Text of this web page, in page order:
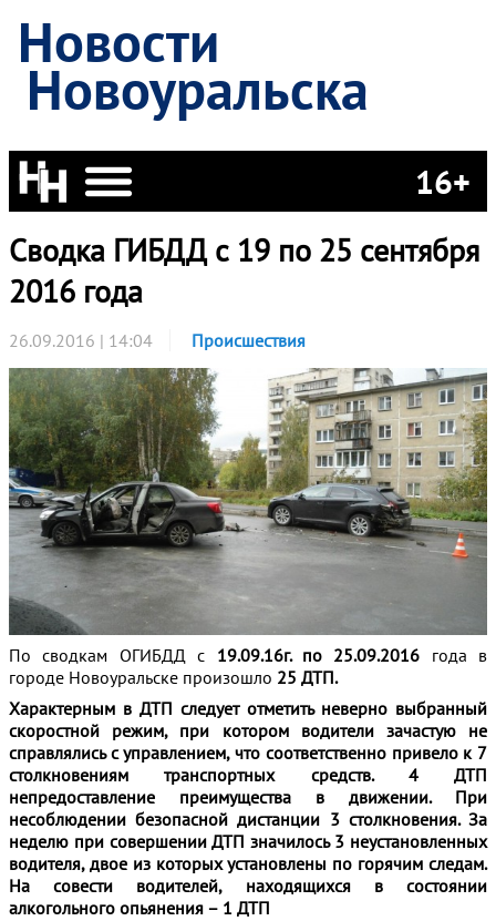
Новости
Новоуральска
16+
Сводка ГИБДД с 19 по 25 сентября
2016 года
26.09.2016 | 14:04 Происшествия
По сводкам ОГИБДД с 19.09.16г. по 25.09.2016 года в
городе Новоуральске произошло 25 ДТП.
Характерным в ДТП следует отметить неверно выбранный
скоростной режим, при котором водители зачастую не
справлялись с управлением, что соответственно привело к 7
столкновениям транспортных средств. 4 ДТП
непредоставление преимущества в движении. При
несоблюдении безопасной дистанции 3 столкновения. За
неделю при совершении ДТП значилось 3 неустановленных
водителя, двое из которых установлены по горячим следам.
На совести водителей, находящихся в состоянии
алкогольного опьянения – 1 ДТП